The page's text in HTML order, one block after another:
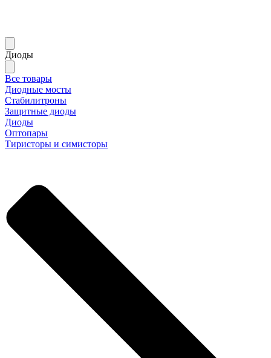
Диоды
Все товары
Диодные мосты
Стабилитроны
Защитные диоды
Диоды
Оптопары
Тиристоры и симисторы